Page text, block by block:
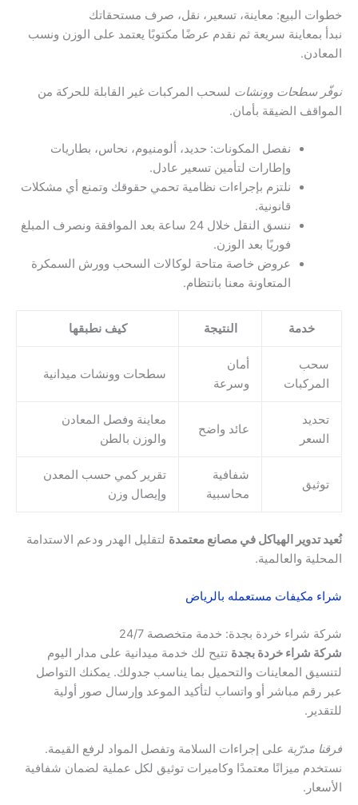
خطوات البيع: معاينة، تسعير، نقل، صرف مستحقاتك
نبدأ بمعاينة سريعة ثم نقدم عرضًا مكتوبًا يعتمد على الوزن ونسب
المعادن.
نوفّر سطحات وونشات لسحب المركبات غير القابلة للحركة من
المواقف الضيقة بأمان.
نفصل المكونات: حديد، ألومنيوم، نحاس، بطاريات
وإطارات لتأمين تسعير عادل.
نلتزم بإجراءات نظامية تحمي حقوقك وتمنع أي مشكلات
قانونية.
ننسق النقل خلال 24 ساعة بعد الموافقة ونصرف المبلغ
فوريًا بعد الوزن.
عروض خاصة متاحة لوكالات السحب وورش السمكرة
المتعاونة معنا بانتظام.
خدمة النتيجة كيف نطبقها
سحب
المركبات
أمان
وسرعة
سطحات وونشات ميدانية
تحديد
السعر
عائد واضح
معاينة وفصل المعادن
والوزن بالطن
توثيق
شفافية
محاسبية
تقرير كمي حسب المعدن
وإيصال وزن
نُعيد تدوير الهياكل في مصانع معتمدة لتقليل الهدر ودعم الاستدامة
المحلية والعالمية.
شراء مكيفات مستعمله بالرياض
شركة شراء خردة بجدة: خدمة متخصصة 24/7
شركة شراء خردة بجدة تتيح لك خدمة ميدانية على مدار اليوم
لتنسيق المعاينات والتحميل بما يناسب جدولك. يمكنك التواصل
عبر رقم مباشر أو واتساب لتأكيد الموعد وإرسال صور أولية
للتقدير.
فرقنا مدرّبة على إجراءات السلامة وتفصل المواد لرفع القيمة.
نستخدم ميزانًا معتمدًا وكاميرات توثيق لكل عملية لضمان شفافية
الأسعار.